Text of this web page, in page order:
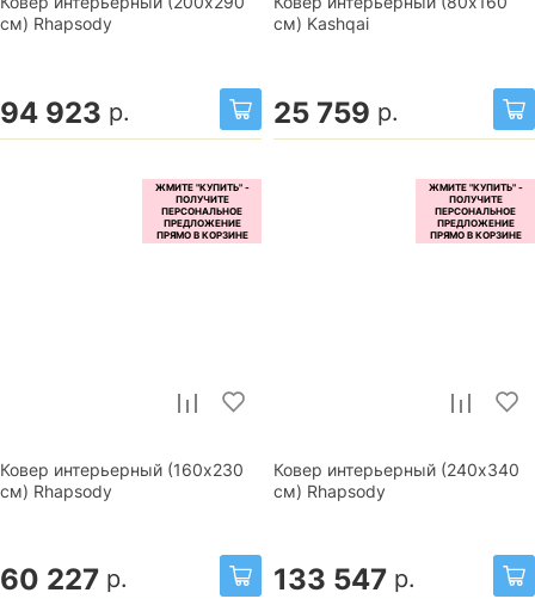
см) Rhapsody
94 923 р.
см) Kashqai
25 759 р.
Ковер интерьерный (160x230
см) Rhapsody
60 227 р.
Ковер интерьерный (240x340
см) Rhapsody
133 547 р.